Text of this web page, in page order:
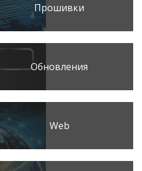
Прошивки
Обновления
Web